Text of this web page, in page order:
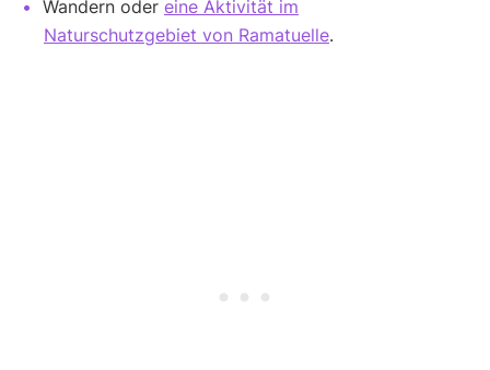
Wandern oder eine Aktivität im
Naturschutzgebiet von Ramatuelle.